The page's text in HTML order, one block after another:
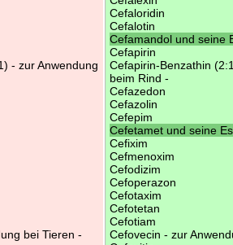
- zur Anwendung
bei Tieren -
Cefaloridin
Cefalotin
Cefamandol und seine
Cefapirin
Cefapirin-Benzathin
beim Rind -
Cefazedon
Cefazolin
Cefepim
Cefetamet und seine
Cefixim
Cefmenoxim
Cefodizim
Cefoperazon
Cefotaxim
Cefotetan
Cefotiam
Cefovecin - zur